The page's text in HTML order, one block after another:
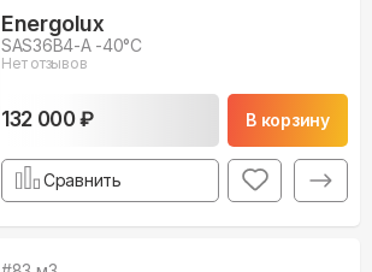
Energolux
SAS36B4-A -40°С
Нет отзывов
132 000 ₽ В корзину
Сравнить